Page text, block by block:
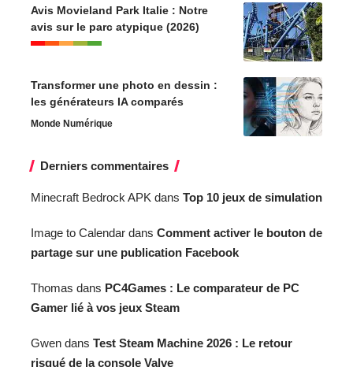
Avis Movieland Park Italie : Notre
avis sur le parc atypique (2026)
Transformer une photo en dessin :
les générateurs IA comparés
Monde Numérique
Derniers commentaires
Minecraft Bedrock APK dans Top 10 jeux de simulation
Image to Calendar dans Comment activer le bouton de
partage sur une publication Facebook
Thomas dans PC4Games : Le comparateur de PC
Gamer lié à vos jeux Steam
Gwen dans Test Steam Machine 2026 : Le retour
risqué de la console Valve